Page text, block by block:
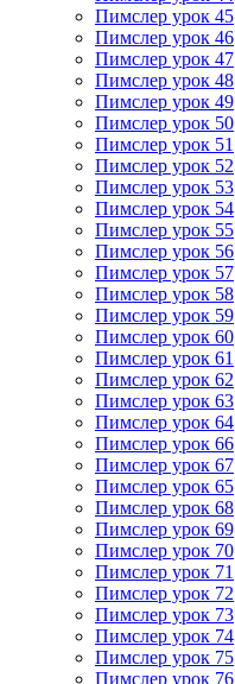
Пимслер урок 45
Пимслер урок 46
Пимслер урок 47
Пимслер урок 48
Пимслер урок 49
Пимслер урок 50
Пимслер урок 51
Пимслер урок 52
Пимслер урок 53
Пимслер урок 54
Пимслер урок 55
Пимслер урок 56
Пимслер урок 57
Пимслер урок 58
Пимслер урок 59
Пимслер урок 60
Пимслер урок 61
Пимслер урок 62
Пимслер урок 63
Пимслер урок 64
Пимслер урок 66
Пимслер урок 67
Пимслер урок 65
Пимслер урок 68
Пимслер урок 69
Пимслер урок 70
Пимслер урок 71
Пимслер урок 72
Пимслер урок 73
Пимслер урок 74
Пимслер урок 75
Пимслер урок 76